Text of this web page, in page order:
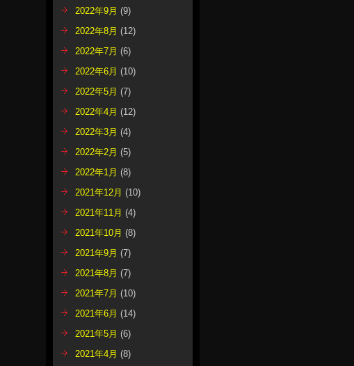
2022年9月 (9)
2022年8月 (12)
2022年7月 (6)
2022年6月 (10)
2022年5月 (7)
2022年4月 (12)
2022年3月 (4)
2022年2月 (5)
2022年1月 (8)
2021年12月 (10)
2021年11月 (4)
2021年10月 (8)
2021年9月 (7)
2021年8月 (7)
2021年7月 (10)
2021年6月 (14)
2021年5月 (6)
2021年4月 (8)